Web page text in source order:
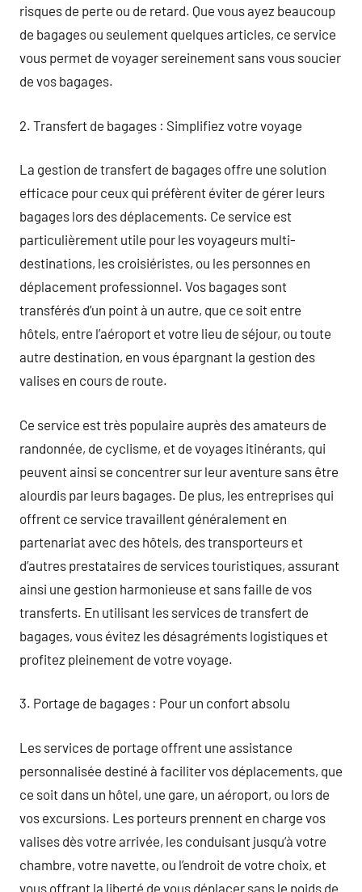
risques de perte ou de retard. Que vous ayez beaucoup
de bagages ou seulement quelques articles, ce service
vous permet de voyager sereinement sans vous soucier
de vos bagages.
2. Transfert de bagages : Simplifiez votre voyage
La gestion de transfert de bagages offre une solution
efficace pour ceux qui préfèrent éviter de gérer leurs
bagages lors des déplacements. Ce service est
particulièrement utile pour les voyageurs multi-
destinations, les croisiéristes, ou les personnes en
déplacement professionnel. Vos bagages sont
transférés d’un point à un autre, que ce soit entre
hôtels, entre l’aéroport et votre lieu de séjour, ou toute
autre destination, en vous épargnant la gestion des
valises en cours de route.
Ce service est très populaire auprès des amateurs de
randonnée, de cyclisme, et de voyages itinérants, qui
peuvent ainsi se concentrer sur leur aventure sans être
alourdis par leurs bagages. De plus, les entreprises qui
offrent ce service travaillent généralement en
partenariat avec des hôtels, des transporteurs et
d’autres prestataires de services touristiques, assurant
ainsi une gestion harmonieuse et sans faille de vos
transferts. En utilisant les services de transfert de
bagages, vous évitez les désagréments logistiques et
profitez pleinement de votre voyage.
3. Portage de bagages : Pour un confort absolu
Les services de portage offrent une assistance
personnalisée destiné à faciliter vos déplacements, que
ce soit dans un hôtel, une gare, un aéroport, ou lors de
vos excursions. Les porteurs prennent en charge vos
valises dès votre arrivée, les conduisant jusqu’à votre
chambre, votre navette, ou l’endroit de votre choix, et
vous offrant la liberté de vous déplacer sans le poids de